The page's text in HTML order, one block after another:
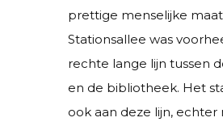
prettige menselijke
Stationsallee was
rechte lange lijn tussen
en de bibliotheek. Het
ook aan deze lijn, echter